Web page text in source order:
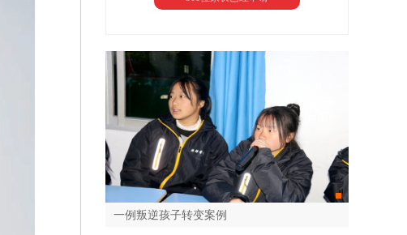
一例叛逆孩子转变案例